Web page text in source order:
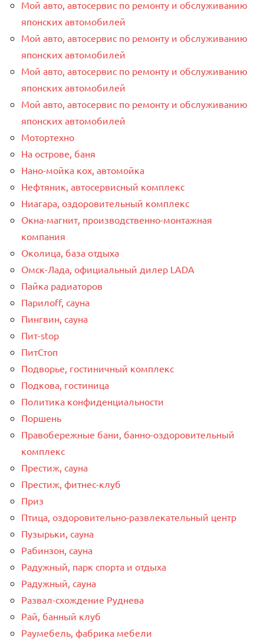
Мой авто, автосервис по ремонту и обслуживанию
японских автомобилей
Мой авто, автосервис по ремонту и обслуживанию
японских автомобилей
Мой авто, автосервис по ремонту и обслуживанию
японских автомобилей
Мой авто, автосервис по ремонту и обслуживанию
японских автомобилей
Мотортехно
На острове, баня
Нано-мойка кох, автомойка
Нефтяник, автосервисный комплекс
Ниагара, оздоровительный комплекс
Окна-магнит, производственно-монтажная
компания
Околица, база отдыха
Омск-Лада, официальный дилер LADA
Пайка радиаторов
Парилоff, сауна
Пингвин, сауна
Пит-stop
ПитСтоп
Подворье, гостиничный комплекс
Подкова, гостиница
Политика конфиденциальности
Поршень
Правобережные бани, банно-оздоровительный
комплекс
Престиж, сауна
Престиж, фитнес-клуб
Приз
Птица, оздоровительно-развлекательный центр
Пузырьки, сауна
Рабинзон, сауна
Радужный, парк спорта и отдыха
Радужный, сауна
Развал-схождение Руднева
Рай, банный клуб
Раумебель, фабрика мебели